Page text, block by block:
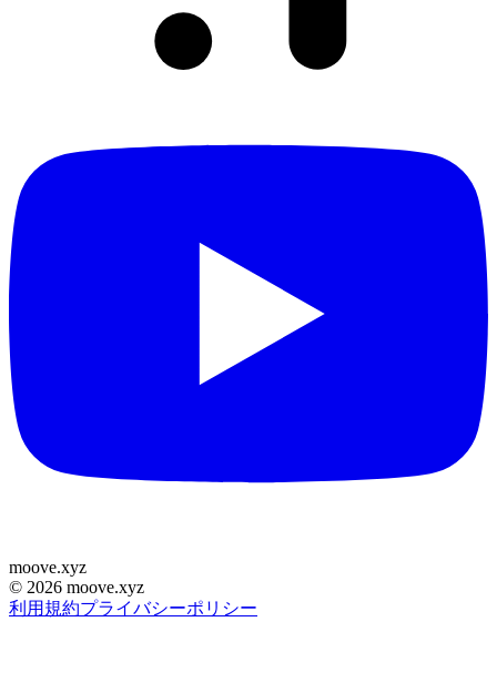
moove.xyz
© 2026 moove.xyz
利用規約プライバシーポリシー